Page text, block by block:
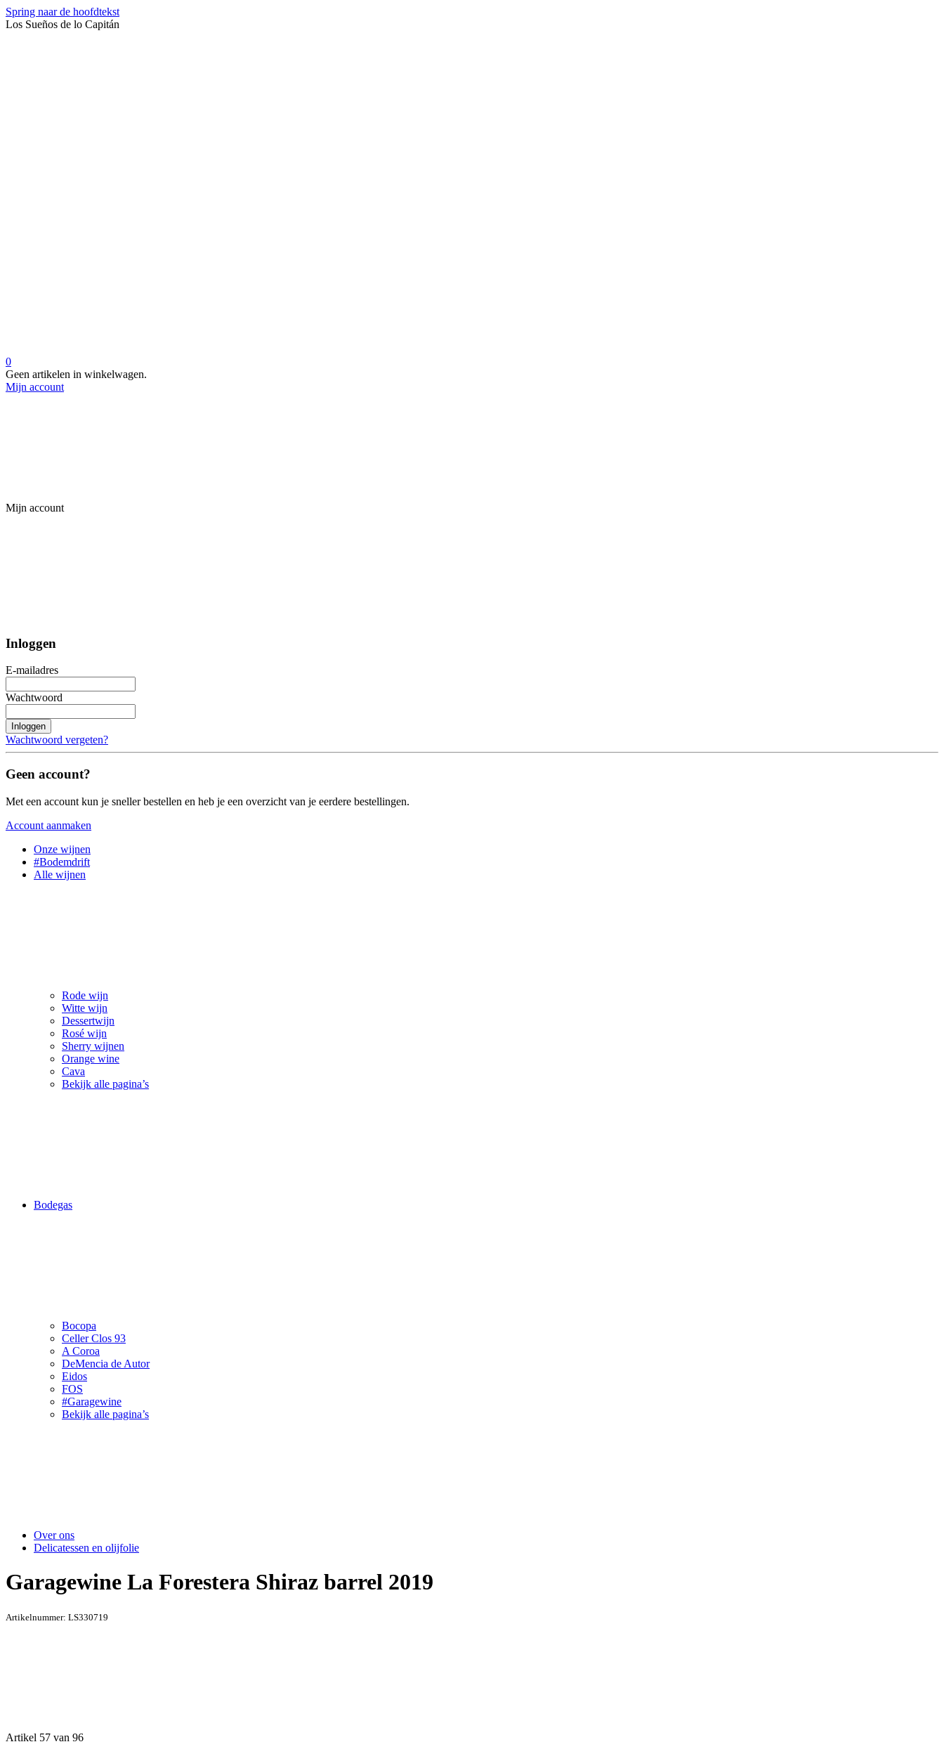
Spring naar de hoofdtekst
Los Sueños de lo Capitán
0
Geen artikelen in winkelwagen.
Mijn account
Mijn account
Inloggen
E-mailadres
Wachtwoord
Inloggen
Wachtwoord vergeten?
Geen account?
Met een account kun je sneller bestellen en heb je een overzicht van je eerdere bestellingen.
Account aanmaken
Onze wijnen
#Bodemdrift
Alle wijnen
Rode wijn
Witte wijn
Dessertwijn
Rosé wijn
Sherry wijnen
Orange wine
Cava
Bekijk alle pagina’s
Bodegas
Bocopa
Celler Clos 93
A Coroa
DeMencia de Autor
Eidos
FOS
#Garagewine
Bekijk alle pagina’s
Over ons
Delicatessen en olijfolie
Garagewine La Forestera Shiraz barrel 2019
Artikelnummer: LS330719
Artikel 57 van 96